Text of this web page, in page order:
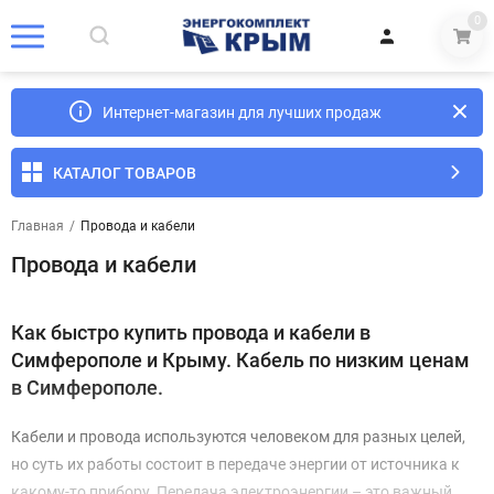
0
Интернет-магазин для лучших продаж
КАТАЛОГ ТОВАРОВ
Главная / Провода и кабели
Провода и кабели
Как быстро купить провода и кабели в
Симферополе и Крыму. Кабель по низким ценам
в Симферополе.
Кабели и провода используются человеком для разных целей,
но суть их работы состоит в передаче энергии от источника к